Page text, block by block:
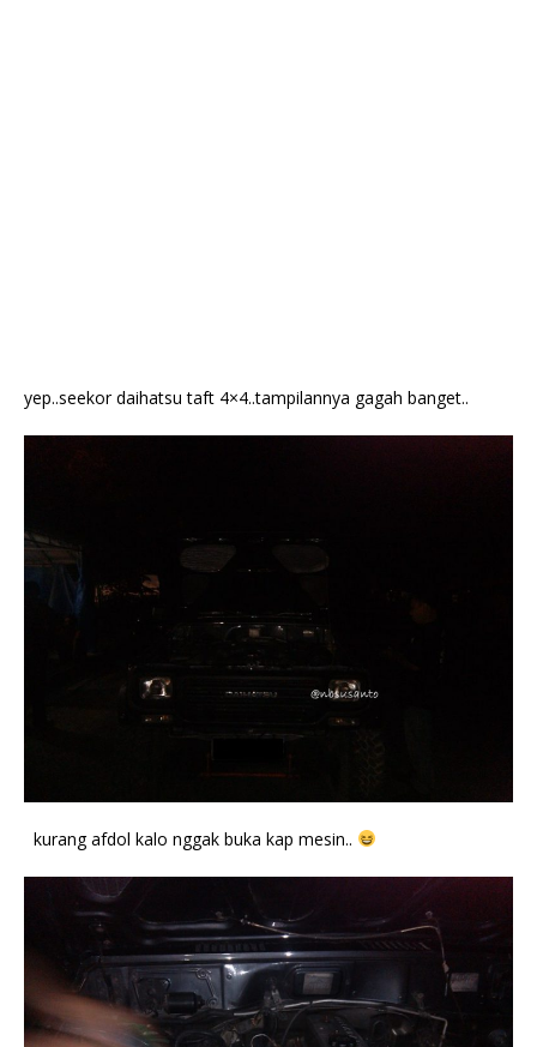
yep..seekor daihatsu taft 4×4..tampilannya gagah banget..
kurang afdol kalo nggak buka kap mesin..